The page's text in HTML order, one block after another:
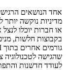
אחד הנושאים
מדיניות נוקשה
או חברות יוכלו
בקבוצות חלשות,
שהגישה לטכנולוגיה
לעודד חדשנות